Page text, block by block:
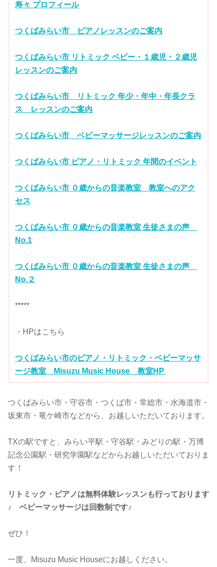
寿々 プロフィール
つくばみらい市 ピアノレッスンのご案内
つくばみらい市 リトミック ベビー・１歳児・２歳児
レッスンのご案内
つくばみらい市 リトミック 年少・年中・年長クラ
ス レッスンのご案内
つくばみらい市 ベビーマッサージレッスンのご案内
つくばみらい市 ピアノ・リトミック 年間のイベント
つくばみらい市 ０歳からの音楽教室 教室へのアク
セス
つくばみらい市 ０歳からの音楽教室 生徒さまの声
No.1
つくばみらい市 ０歳からの音楽教室 生徒さまの声
No.２
*****
・HPはこちら
つくばみらい市のピアノ・リトミック・ベビーマッサ
ージ教室 Misuzu Music House 教室HP
つくばみらい市・守谷市・つくば市・常総市・水海道市・
坂東市・竜ケ崎市などから、お越しいただいております。
TXの駅ですと、みらい平駅・守谷駅・みどりの駅・万博
記念公園駅・研究学園駅などからお越しいただいておりま
す！
リトミック・ピアノは無料体験レッスンも行っております
♪ ベビーマッサージは回数制です♪
ぜひ！
一度、Misuzu Music Houseにお越しください。